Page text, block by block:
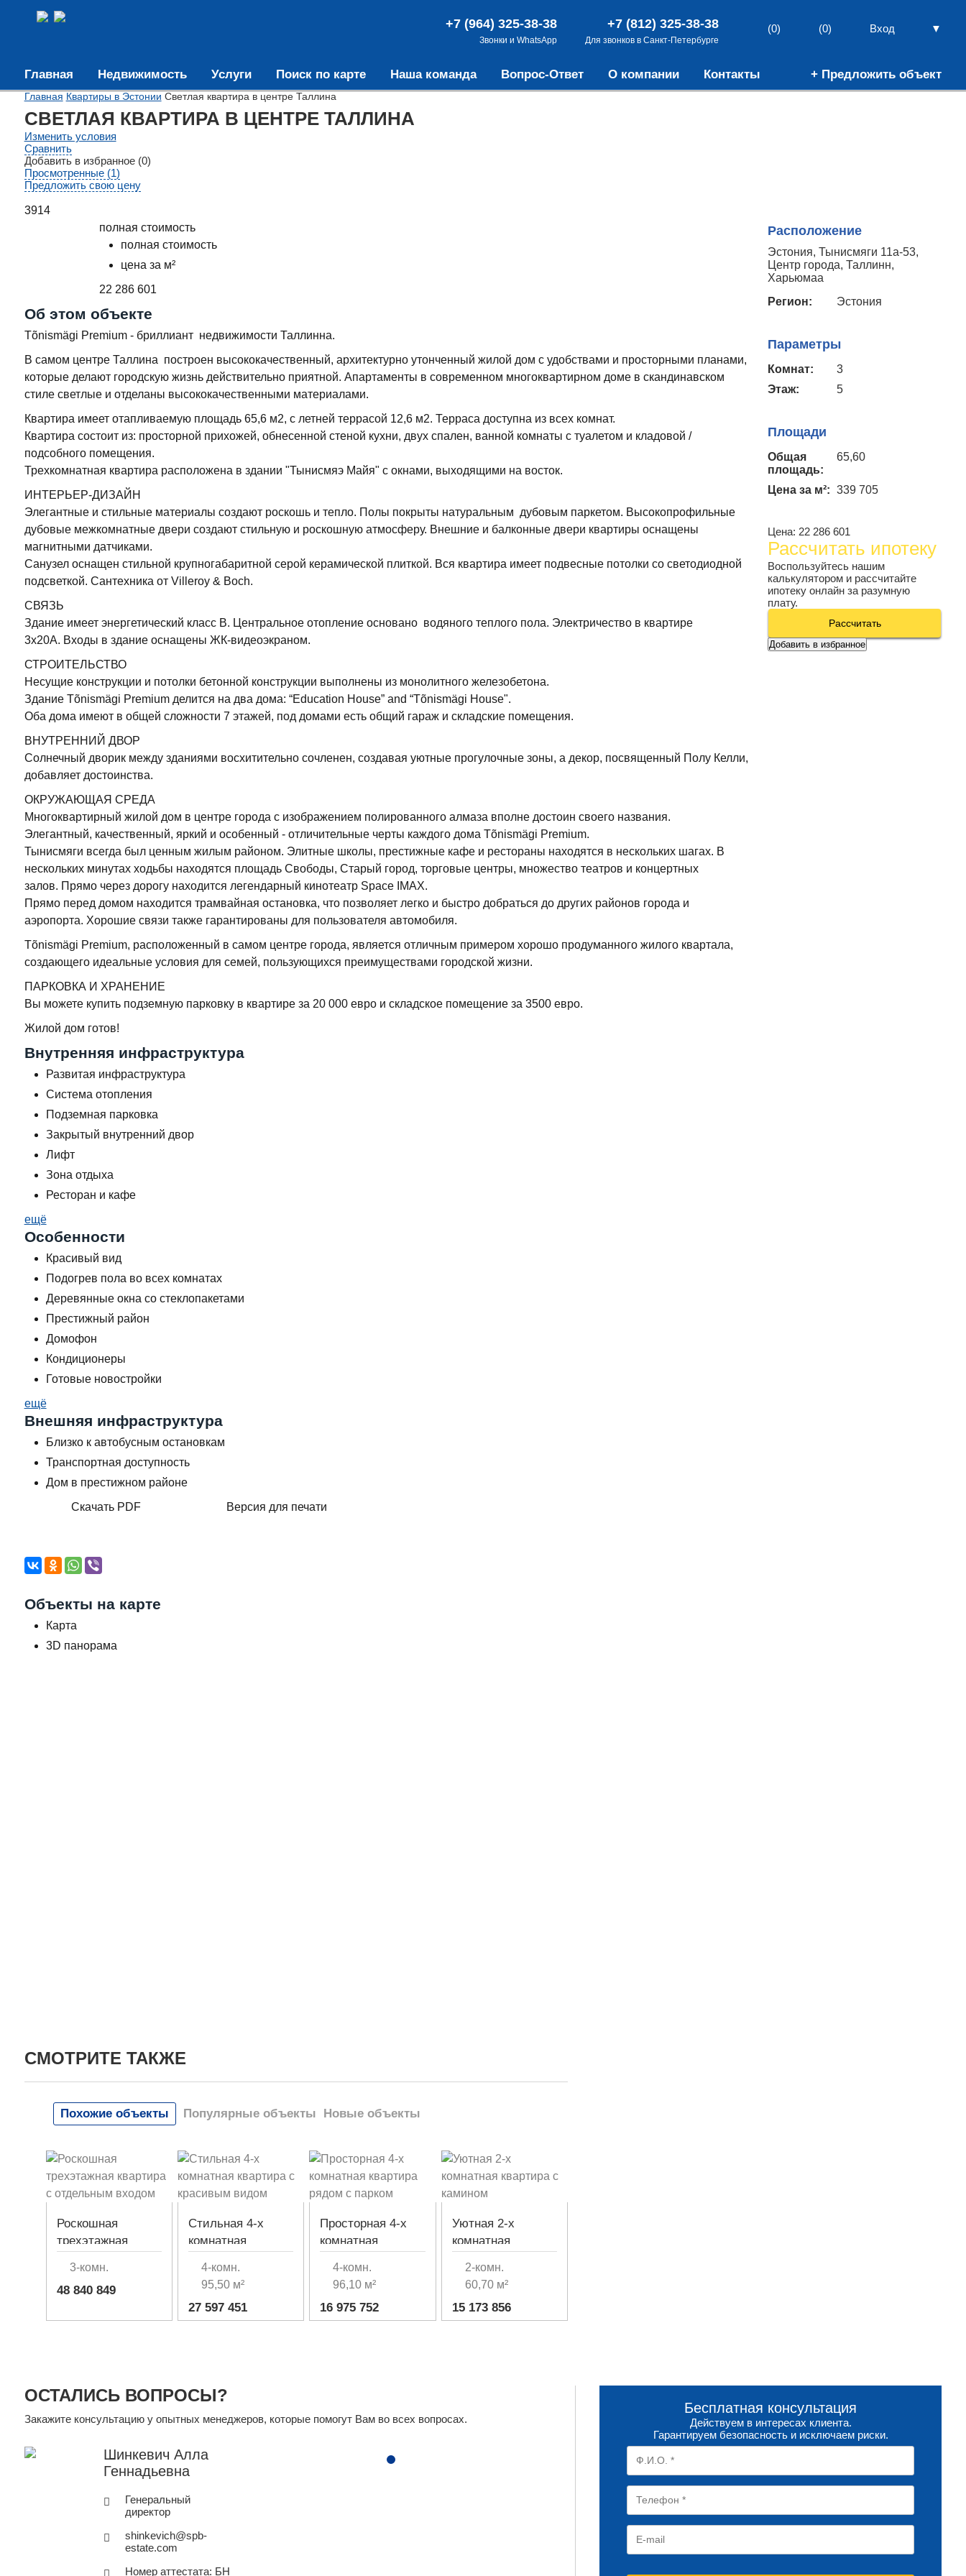
▼
Вход
(0)
(0)
+7 (812) 325-38-38
Для звонков в Санкт-Петербурге
+7 (964) 325-38-38
Звонки и WhatsApp
+ Предложить объект
Главная Недвижимость Услуги Поиск по карте Наша команда Вопрос-Ответ О компании Контакты
Главная Квартиры в Эстонии Светлая квартира в центре Таллина
СВЕТЛАЯ КВАРТИРА В ЦЕНТРЕ ТАЛЛИНА
Изменить условия
Сравнить
Добавить в избранное (0)
Просмотренные (1)
Предложить свою цену
3914
полная стоимость
полная стоимость
цена за м²
22 286 601
Об этом объекте
Tõnismägi Premium - бриллиант недвижимости Таллинна.
В самом центре Таллина построен высококачественный, архитектурно утонченный жилой дом с удобствами и просторными планами,
которые делают городскую жизнь действительно приятной. Апартаменты в современном многоквартирном доме в скандинавском
стиле светлые и отделаны высококачественными материалами.
Квартира имеет отапливаемую площадь 65,6 м2, с летней террасой 12,6 м2. Терраса доступна из всех комнат.
Квартира состоит из: просторной прихожей, обнесенной стеной кухни, двух спален, ванной комнаты с туалетом и кладовой /
подсобного помещения.
Трехкомнатная квартира расположена в здании "Тынисмяэ Майя" с окнами, выходящими на восток.
ИНТЕРЬЕР-ДИЗАЙН
Элегантные и стильные материалы создают роскошь и тепло. Полы покрыты натуральным дубовым паркетом. Высокопрофильные
дубовые межкомнатные двери создают стильную и роскошную атмосферу. Внешние и балконные двери квартиры оснащены
магнитными датчиками.
Санузел оснащен стильной крупногабаритной серой керамической плиткой. Вся квартира имеет подвесные потолки со светодиодной
подсветкой. Сантехника от Villeroy & Boch.
СВЯЗЬ
Здание имеет энергетический класс B. Центральное отопление основано водяного теплого пола. Электричество в квартире
3х20А. Входы в здание оснащены ЖК-видеоэкраном.
СТРОИТЕЛЬСТВО
Несущие конструкции и потолки бетонной конструкции выполнены из монолитного железобетона.
Здание Tõnismägi Premium делится на два дома: “Education House” and “Tõnismägi House".
Оба дома имеют в общей сложности 7 этажей, под домами есть общий гараж и складские помещения.
ВНУТРЕННИЙ ДВОР
Солнечный дворик между зданиями восхитительно сочленен, создавая уютные прогулочные зоны, а декор, посвященный Полу Келли,
добавляет достоинства.
ОКРУЖАЮЩАЯ СРЕДА
Многоквартирный жилой дом в центре города с изображением полированного алмаза вполне достоин своего названия.
Элегантный, качественный, яркий и особенный - отличительные черты каждого дома Tõnismägi Premium.
Тынисмяги всегда был ценным жилым районом. Элитные школы, престижные кафе и рестораны находятся в нескольких шагах. В
нескольких минутах ходьбы находятся площадь Свободы, Старый город, торговые центры, множество театров и концертных
залов. Прямо через дорогу находится легендарный кинотеатр Space IMAX.
Прямо перед домом находится трамвайная остановка, что позволяет легко и быстро добраться до других районов города и
аэропорта. Хорошие связи также гарантированы для пользователя автомобиля.
Tõnismägi Premium, расположенный в самом центре города, является отличным примером хорошо продуманного жилого квартала,
создающего идеальные условия для семей, пользующихся преимуществами городской жизни.
ПАРКОВКА И ХРАНЕНИЕ
Вы можете купить подземную парковку в квартире за 20 000 евро и складское помещение за 3500 евро.
Жилой дом готов!
Внутренняя инфраструктура
Развитая инфраструктура
Система отопления
Подземная парковка
Закрытый внутренний двор
Лифт
Зона отдыха
Ресторан и кафе
ещё
Особенности
Красивый вид
Подогрев пола во всех комнатах
Деревянные окна со стеклопакетами
Престижный район
Домофон
Кондиционеры
Готовые новостройки
ещё
Внешняя инфраструктура
Близко к автобусным остановкам
Транспортная доступность
Дом в престижном районе
Скачать PDF
Версия для печати
Объекты на карте
Карта
3D панорама
СМОТРИТЕ ТАКЖЕ
Похожие объекты Популярные объекты Новые объекты
Роскошная
трехэтажная
отдельным
входом
3-комн.
48 840 849
Стильная 4-х
комнатная
красивым видом
4-комн.
95,50 м²
27 597 451
Просторная 4-х
комнатная
парком
4-комн.
96,10 м²
16 975 752
Уютная 2-х
комнатная
камином
2-комн.
60,70 м²
15 173 856
Расположение
Эстония, Тынисмяги 11а-53,
Центр города, Таллинн,
Харьюмаа
Регион:
Эстония
Параметры
Комнат:
3
Этаж:
5
Площади
Общая
площадь:
65,60
Цена за м²: 339 705
Цена: 22 286 601
Рассчитать ипотеку
Воспользуйтесь нашим
калькулятором и рассчитайте
ипотеку онлайн за разумную
плату.
Рассчитать
Добавить в избранное
ОСТАЛИСЬ ВОПРОСЫ?
Закажите консультацию у опытных менеджеров, которые помогут Вам во всех вопросах.
Шинкевич Алла
Геннадьевна
Генеральный
директор
shinkevich@spb-
estate.com
Номер аттестата: БН
Бесплатная консультация
Действуем в интересах клиента.
Гарантируем безопасность и исключаем риски.